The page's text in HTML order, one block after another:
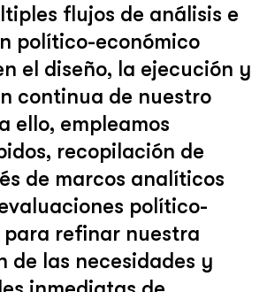
flujos de análisis e
político-económico
el diseño, la ejecución y
continua de nuestro
ello, empleamos
recopilación de
de marcos analíticos
político-
para refinar nuestra
de las necesidades y